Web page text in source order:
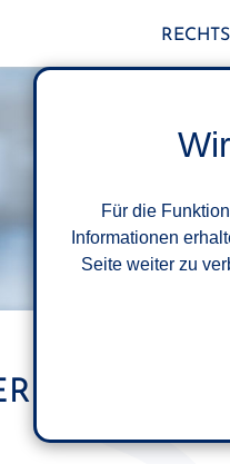
Für die
Informationen
Seite weiter zu